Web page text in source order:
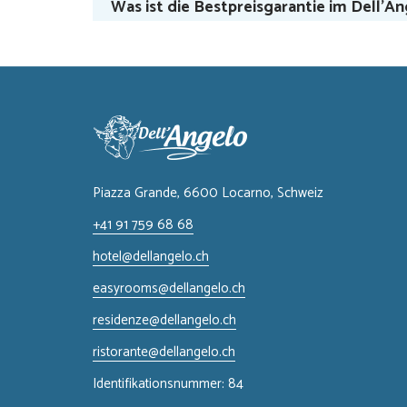
Was ist die Bestpreisgarantie im
Piazza Grande, 6600 Locarno, ​Schweiz
+41 91 759 68 68
hotel@dellangelo.ch
easyrooms@dellangelo.ch
residenze@dellangelo.ch
ristorante@dellangelo.ch
Identifikationsnummer: 84